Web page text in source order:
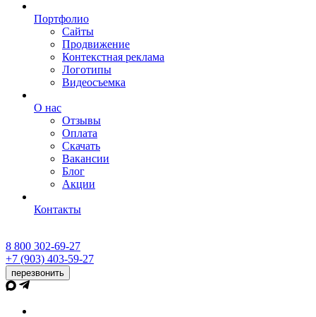
Портфолио
Сайты
Продвижение
Контекстная реклама
Логотипы
Видеосъемка
О нас
Отзывы
Оплата
Скачать
Вакансии
Блог
Акции
Контакты
8 800 302-69-27
+7 (903) 403-59-27
перезвонить